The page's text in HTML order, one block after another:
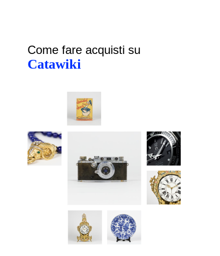
Come fare acquisti su
Catawiki